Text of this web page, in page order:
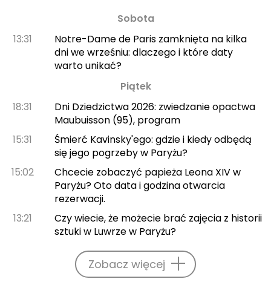
Sobota
13:31
Notre-Dame de Paris zamknięta na kilka
dni we wrześniu: dlaczego i które daty
warto unikać?
Piątek
18:31
Dni Dziedzictwa 2026: zwiedzanie opactwa
Maubuisson (95), program
15:31
Śmierć Kavinsky'ego: gdzie i kiedy odbędą
się jego pogrzeby w Paryżu?
15:02
Chcecie zobaczyć papieża Leona XIV w
Paryżu? Oto data i godzina otwarcia
rezerwacji.
13:21
Czy wiecie, że możecie brać zajęcia z historii
sztuki w Luwrze w Paryżu?
Zobacz więcej